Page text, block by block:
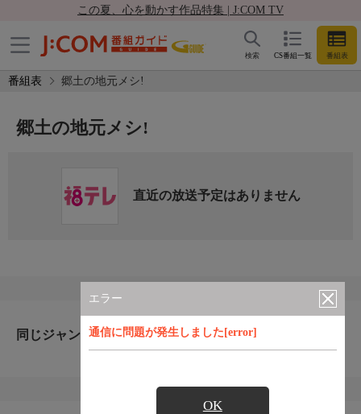
この夏、心を動かす作品特集 | J:COM TV
CS番組一覧 番組表
検索
番組表 郷土の地元メシ!
エラー
通信に問題が発生しました[error]
OK
郷土の地元メシ!
直近の放送予定はありません
同じジャンルのおすすめ番組